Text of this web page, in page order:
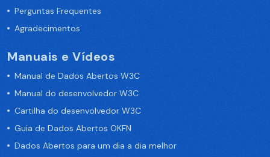
Perguntas Frequentes
Agradecimentos
Manuais e Vídeos
Manual de Dados Abertos W3C
Manual do desenvolvedor W3C
Cartilha do desenvolvedor W3C
Guia de Dados Abertos OKFN
Dados Abertos para um dia a dia melhor